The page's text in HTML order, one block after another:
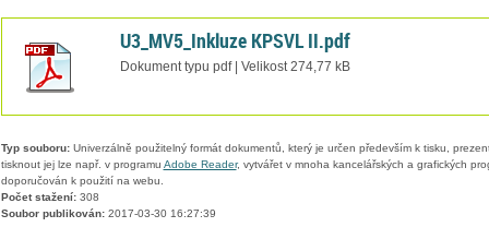
U3_MV5_Inkluze KPSVL II.pdf
Dokument typu pdf | Velikost 274,77 kB
Typ souboru:Univerzálně použitelný formát dokumentů, který je určen především k tisku,
tisknout jej lze např. v programu Adobe Reader, vytvářet v mnoha kancelářských a grafických
doporučován k použití na webu.
Počet stažení:308
Soubor publikován:2017-03-30 16:27:39